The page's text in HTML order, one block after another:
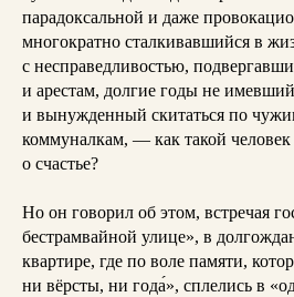
парадоксальной и даже
многократно сталкивавшийся в
с несправедливостью,
и арестам, долгие годы не
и вынужденный скитаться по
коммуналкам, — как такой человек
о счастье?
Но он говорил об этом, встречая
бестрамвайной улице», в
квартире, где по воле памяти,
ни вёрсты, ни года́», сплелись в